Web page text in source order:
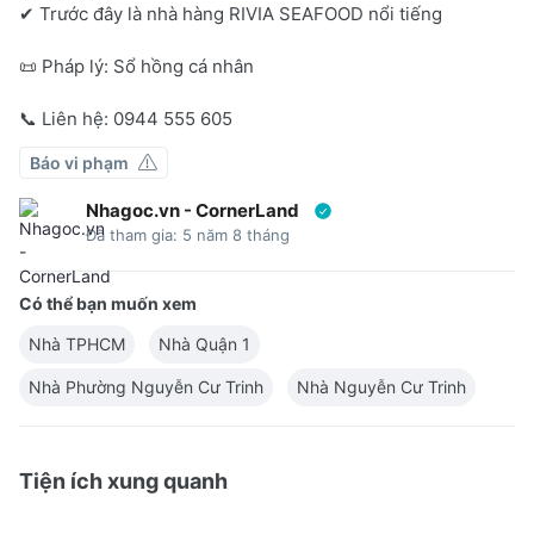
✔ Trước đây là nhà hàng RIVIA SEAFOOD nổi tiếng
📜 Pháp lý: Sổ hồng cá nhân
📞 Liên hệ: 0944 555 605
Báo vi phạm
Nhagoc.vn - CornerLand
Đã tham gia: 5 năm 8 tháng
Có thể bạn muốn xem
Nhà TPHCM
Nhà Quận 1
Nhà Phường Nguyễn Cư Trinh Nhà Nguyễn Cư Trinh
Tiện ích xung quanh